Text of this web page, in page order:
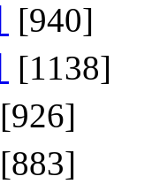
[940]
[1138]
[926]
[883]